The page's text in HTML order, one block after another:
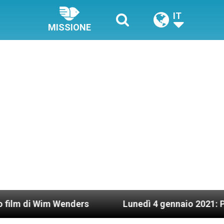
MISSIONE
IT
Wenders Lunedì 4 gennaio 2021: Possesso